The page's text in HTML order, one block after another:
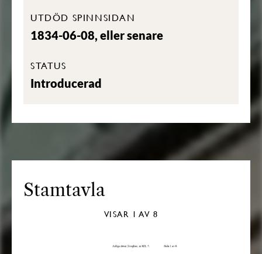
UTDÖD SPINNSIDAN
1834-06-08, eller senare
STATUS
Introducerad
Stamtavla
VISAR 1 AV 8